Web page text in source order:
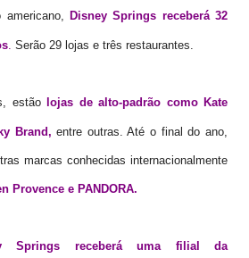
Disney Springs receberá 32
Serão 29 lojas e três restaurantes.
estão lojas de alto-padrão como Kate
Brand, entre outras. Até o final do ano,
marcas conhecidas internacionalmente
Provence e PANDORA.
Springs receberá uma filial da